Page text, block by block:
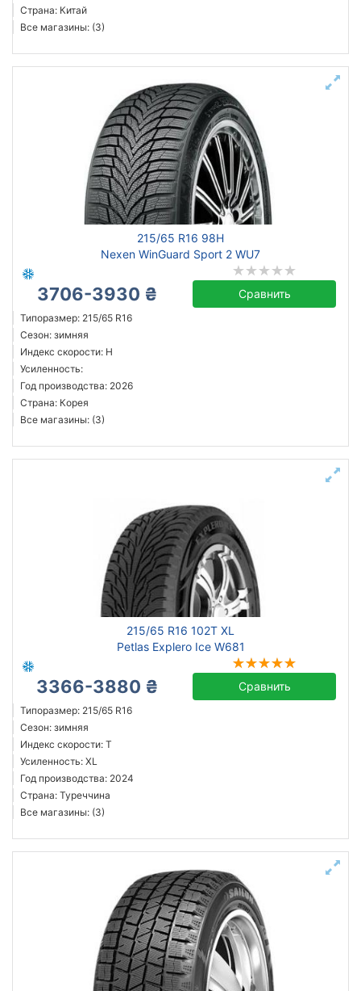
Страна: Китай
Все магазины: (3)
215/65 R16 98H
Nexen WinGuard Sport 2 WU7
3706-3930 ₴ Сравнить
Типоразмер: 215/65 R16
Сезон: зимняя
Индекс скорости: H
Усиленность:
Год производства: 2026
Страна: Корея
Все магазины: (3)
215/65 R16 102T XL
Petlas Explero Ice W681
3366-3880 ₴ Сравнить
Типоразмер: 215/65 R16
Сезон: зимняя
Индекс скорости: T
Усиленность: XL
Год производства: 2024
Страна: Туреччина
Все магазины: (3)